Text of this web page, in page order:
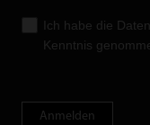
Ich habe die
Kenntnis
Anmelden